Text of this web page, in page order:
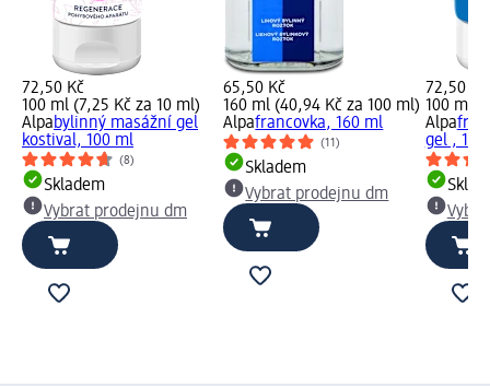
72,50 Kč
100 ml (7,25 Kč za 10 ml)
Alpabylinný masážní gel
kostival, 100 ml
(8)
Skladem
Vybrat prodejnu dm
65,50 Kč
160 ml (40,94 Kč za 100 ml)
Alpafrancovka, 160 ml
(11)
Skladem
Vybrat prodejnu dm
72,50 Kč
100 ml
Alpa
gel , 100